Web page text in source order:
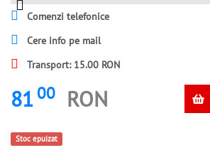
Comenzi telefonice
Cere info pe mail
Transport: 15.00 RON
81 00 RON
Stoc epuizat